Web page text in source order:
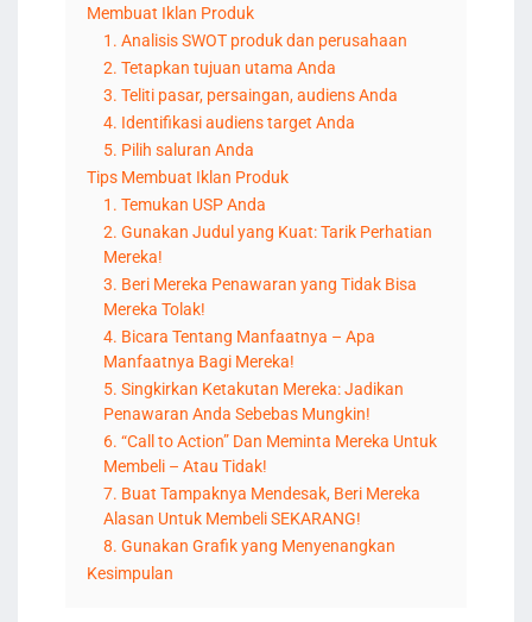
Membuat Iklan Produk
1. Analisis SWOT produk dan perusahaan
2. Tetapkan tujuan utama Anda
3. Teliti pasar, persaingan, audiens Anda
4. Identifikasi audiens target Anda
5. Pilih saluran Anda
Tips Membuat Iklan Produk
1. Temukan USP Anda
2. Gunakan Judul yang Kuat: Tarik Perhatian
Mereka!
3. Beri Mereka Penawaran yang Tidak Bisa
Mereka Tolak!
4. Bicara Tentang Manfaatnya – Apa
Manfaatnya Bagi Mereka!
5. Singkirkan Ketakutan Mereka: Jadikan
Penawaran Anda Sebebas Mungkin!
6. “Call to Action” Dan Meminta Mereka Untuk
Membeli – Atau Tidak!
7. Buat Tampaknya Mendesak, Beri Mereka
Alasan Untuk Membeli SEKARANG!
8. Gunakan Grafik yang Menyenangkan
Kesimpulan